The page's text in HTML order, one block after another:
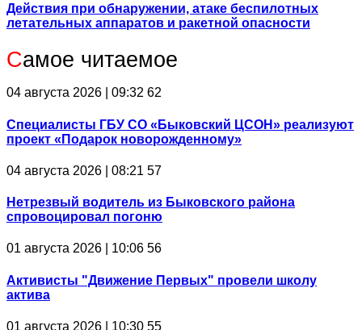
Действия при обнаружении, атаке беспилотных
летательных аппаратов и ракетной опасности
Самое читаемое
04 августа 2026 | 09:32 62
Специалисты ГБУ СО «Быковский ЦСОН» реализуют
проект «Подарок новорожденному»
04 августа 2026 | 08:21 57
Нетрезвый водитель из Быковского района
спровоцировал погоню
01 августа 2026 | 10:06 56
Активисты "Движение Первых" провели школу
актива
01 августа 2026 | 10:30 55